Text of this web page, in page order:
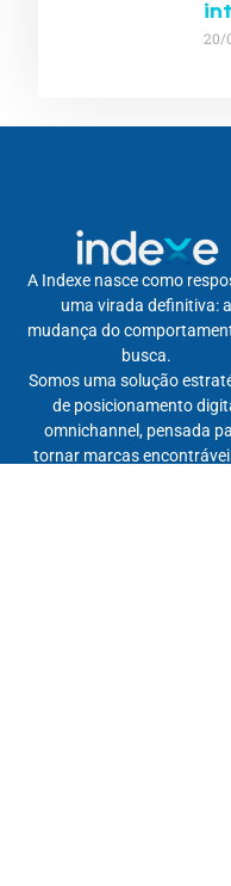
20/
A Indexe nasce como
uma virada definitiva: a
mudança do
busca.
Somos uma solução
de posicionamento
omnichannel, pensada
tornar marcas